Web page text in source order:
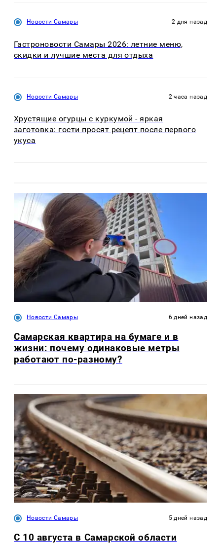
Новости Самары 2 дня назад
Гастроновости Самары 2026: летние меню,
скидки и лучшие места для отдыха
Новости Самары 2 часа назад
Хрустящие огурцы с куркумой - яркая
заготовка: гости просят рецепт после первого
укуса
Новости Самары 6 дней назад
Самарская квартира на бумаге и в
жизни: почему одинаковые метры
работают по-разному?
Новости Самары 5 дней назад
С 10 августа в Самарской области